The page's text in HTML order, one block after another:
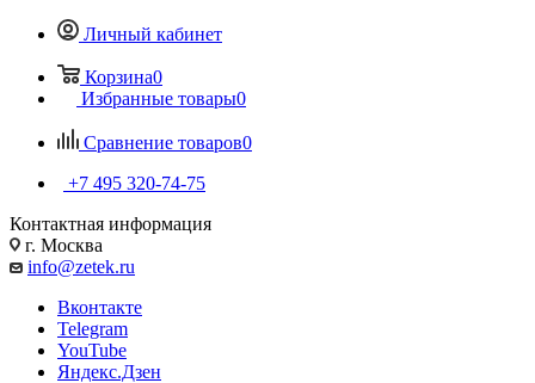
Личный кабинет
Корзина0
Избранные товары0
Сравнение товаров0
+7 495 320-74-75
Контактная информация
г. Москва
info@zetek.ru
Вконтакте
Telegram
YouTube
Яндекс.Дзен